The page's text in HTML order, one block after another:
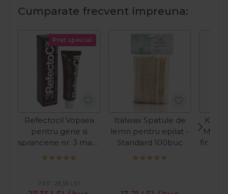
Cumparate frecvent impreuna:
Pret special
Refectocil Vopsea
pentru gene si
sprancene nr. 3 maro
natural 15ml
PRP: 28,56 LEI
Italwax Spatule de
lemn pentru epilat -
Standard 100buc
fir